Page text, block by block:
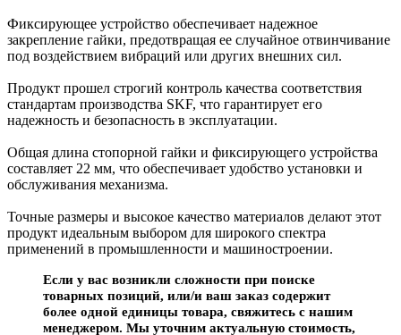
Фиксирующее устройство обеспечивает надежное
закрепление гайки, предотвращая ее случайное отвинчивание
под воздействием вибраций или других внешних сил.
Продукт прошел строгий контроль качества соответствия
стандартам производства SKF, что гарантирует его
надежность и безопасность в эксплуатации.
Общая длина стопорной гайки и фиксирующего устройства
составляет 22 мм, что обеспечивает удобство установки и
обслуживания механизма.
Точные размеры и высокое качество материалов делают этот
продукт идеальным выбором для широкого спектра
применений в промышленности и машиностроении.
Если у вас возникли сложности при поиске
товарных позиций, или/и ваш заказ содержит
более одной единицы товара, свяжитесь с нашим
менеджером. Мы уточним актуальную стоимость,